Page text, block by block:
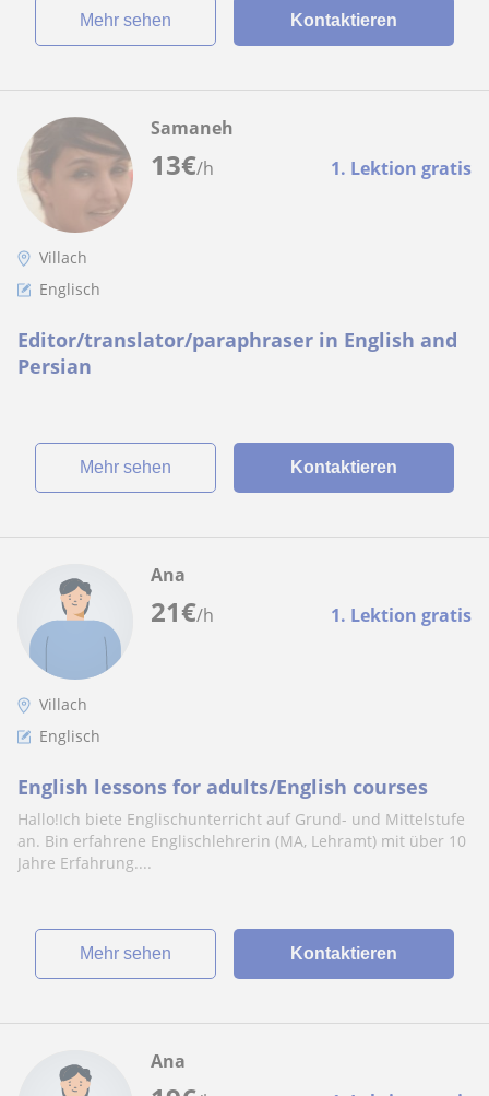
Mehr sehen Kontaktieren
13€/h 1. Lektion gratis
Samaneh
Villach
Englisch
Editor/translator/paraphraser in English and
Persian
Mehr sehen Kontaktieren
21€/h 1. Lektion gratis
Ana
Villach
Englisch
English lessons for adults/English courses
Hallo!Ich biete Englischunterricht auf Grund- und Mittelstufe
an. Bin erfahrene Englischlehrerin (MA, Lehramt) mit über 10
Jahre Erfahrung....
Mehr sehen Kontaktieren
Ana